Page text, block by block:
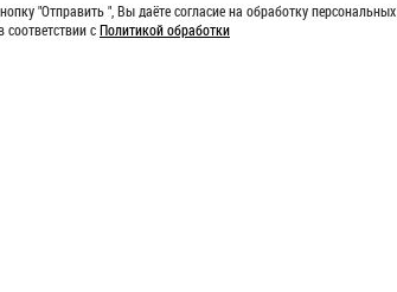
"Отправить ", Вы даёте согласие на обработку персональных
соответствии сПолитикой обработки